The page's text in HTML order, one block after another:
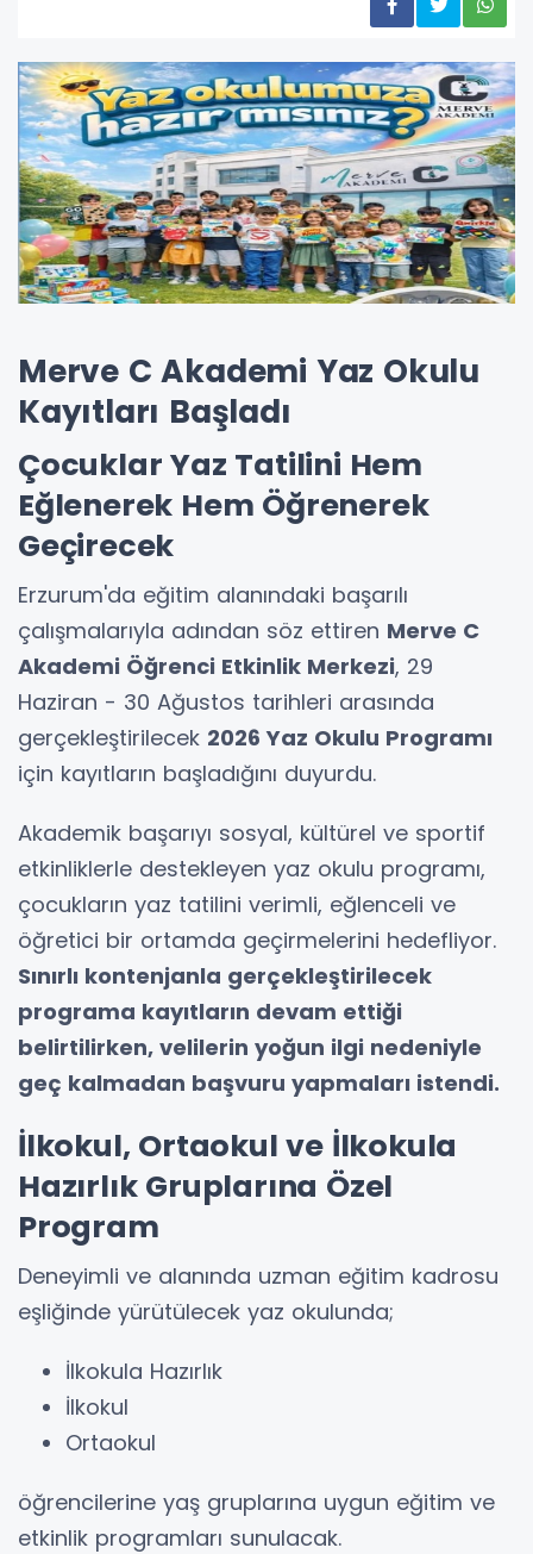
Merve C Akademi Yaz Okulu
Kayıtları Başladı
Çocuklar Yaz Tatilini Hem
Eğlenerek Hem Öğrenerek
Geçirecek
Erzurum'da eğitim alanındaki başarılı
çalışmalarıyla adından söz ettiren Merve C
Akademi Öğrenci Etkinlik Merkezi, 29
Haziran - 30 Ağustos tarihleri arasında
gerçekleştirilecek 2026 Yaz Okulu Programı
için kayıtların başladığını duyurdu.
Akademik başarıyı sosyal, kültürel ve sportif
etkinliklerle destekleyen yaz okulu programı,
çocukların yaz tatilini verimli, eğlenceli ve
öğretici bir ortamda geçirmelerini hedefliyor.
Sınırlı kontenjanla gerçekleştirilecek
programa kayıtların devam ettiği
belirtilirken, velilerin yoğun ilgi nedeniyle
geç kalmadan başvuru yapmaları istendi.
İlkokul, Ortaokul ve İlkokula
Hazırlık Gruplarına Özel
Program
Deneyimli ve alanında uzman eğitim kadrosu
eşliğinde yürütülecek yaz okulunda;
İlkokula Hazırlık
İlkokul
Ortaokul
öğrencilerine yaş gruplarına uygun eğitim ve
etkinlik programları sunulacak.